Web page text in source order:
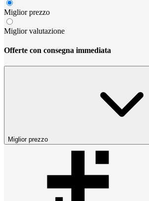
Miglior prezzo
Miglior valutazione
Offerte con consegna immediata
Miglior prezzo